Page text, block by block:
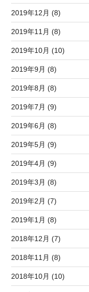
2019年12月 (8)
2019年11月 (8)
2019年10月 (10)
2019年9月 (8)
2019年8月 (8)
2019年7月 (9)
2019年6月 (8)
2019年5月 (9)
2019年4月 (9)
2019年3月 (8)
2019年2月 (7)
2019年1月 (8)
2018年12月 (7)
2018年11月 (8)
2018年10月 (10)